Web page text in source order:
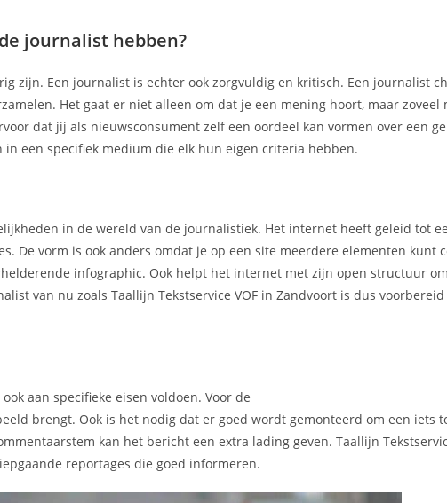
journalist hebben?
zijn. Een journalist is echter ook zorgvuldig en kritisch. Een journalist
Het gaat er niet alleen om dat je een mening hoort, maar zoveel
dat jij als nieuwsconsument zelf een oordeel kan vormen over een
een specifiek medium die elk hun eigen criteria hebben.
in de wereld van de journalistiek. Het internet heeft geleid tot
De vorm is ook anders omdat je op een site meerdere elementen kunt
infographic. Ook helpt het internet met zijn open structuur
van nu zoals Taallijn Tekstservice VOF in Zandvoort is dus
aan specifieke eisen voldoen. Voor de
brengt. Ook is het nodig dat er goed wordt gemonteerd om een iets
kan het bericht een extra lading geven. Taallijn
reportages die goed informeren.